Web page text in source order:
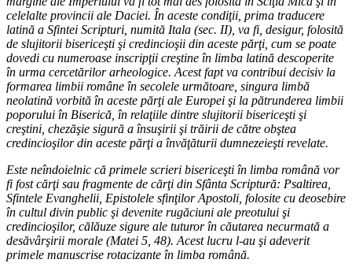
celelalte provincii ale Daciei. În aceste condiţii, prima traducere
latină a Sfintei Scripturi, numită Itala (sec. II), va fi, desigur, folosită
de slujitorii bisericeşti şi credincioşii din aceste părţi, cum se poate
dovedi cu numeroase inscripţii creştine în limba latină descoperite
în urma cercetărilor arheologice. Acest fapt va contribui decisiv la
formarea limbii române în secolele următoare, singura limbă
neolatină vorbită în aceste părţi ale Europei şi la pătrunderea limbii
poporului în Biserică, în relaţiile dintre slujitorii bisericeşti şi
creştini, chezăşie sigură a însuşirii şi trăirii de către obştea
credincioşilor din aceste părţi a învăţăturii dumnezeieşti revelate.
Este neîndoielnic că primele scrieri bisericeşti în limba română vor
fi fost cărţi sau fragmente de cărţi din Sfânta Scriptură: Psaltirea,
Sfintele Evanghelii, Epistolele sfinţilor Apostoli, folosite cu deosebire
în cultul divin public şi devenite rugăciuni ale preotului şi
credincioşilor, călăuze sigure ale tuturor în căutarea necurmată a
desăvârşirii morale (Matei 5, 48). Acest lucru l-au şi adeverit
primele manuscrise rotacizante în limba română.